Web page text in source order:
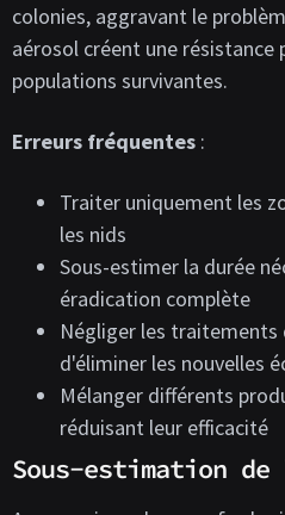
colonies, aggravant le
aérosol créent une résistance
populations survivantes.
Erreurs fréquentes :
Traiter uniquement les
les nids
Sous-estimer la durée
éradication complète
Négliger les
d'éliminer les nouvelles
Mélanger différents
réduisant leur efficacité
Sous-estimation